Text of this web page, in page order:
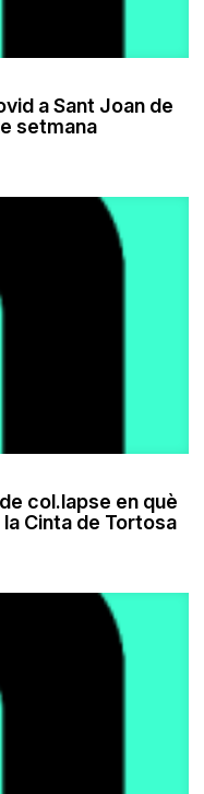
a Sant Joan de
setmana
col.lapse en què
Cinta de Tortosa